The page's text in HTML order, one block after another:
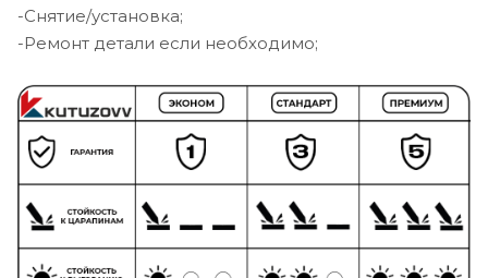
-Снятие/установка;
-Ремонт детали если необходимо;